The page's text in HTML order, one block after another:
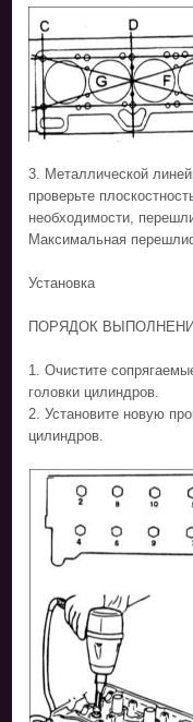
3. Металлической
проверьте
необходимости,
Максимальная
Установка
ПОРЯДОК
1. Очистите
головки цилиндров.
2. Установите новую
цилиндров.